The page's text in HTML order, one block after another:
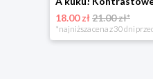
18.00 zł21.00 zł*
*najniższa cena z 30 dni